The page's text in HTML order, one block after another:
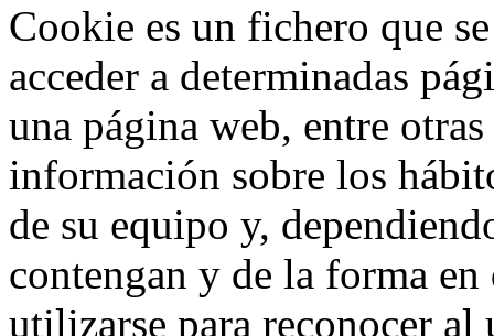
Cookie es un fichero que
acceder a determinadas
una página web, entre
información sobre los
de su equipo y,
contengan y de la forma
utilizarse para reconocer